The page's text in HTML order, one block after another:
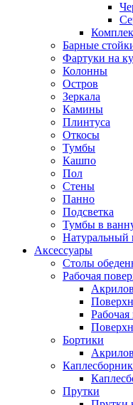
Барные
Фартуки на
Колонны
Остров
Зеркала
Камины
Плинтуса
Откосы
Тумбы
Кашпо
Пол
Стены
Панно
Подсветка
Тумбы в
Натуральный
Аксессуары
Столы
Рабочая
Рабочая
Бортики
Прутки